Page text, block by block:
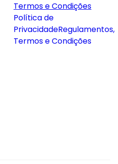
Termos e Condições
Política de
PrivacidadeRegulamentos,
Termos e Condições